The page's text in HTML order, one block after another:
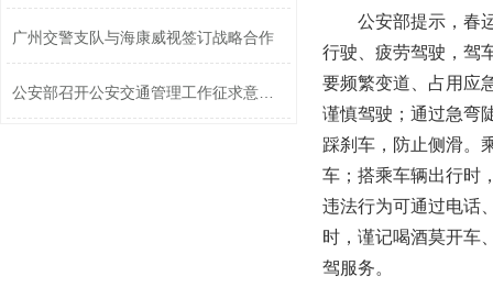
广州交警支队与海康威视签订战略合作
公安部提示，春
行驶、疲劳驾驶，驾
要频繁变道、占用应
谨慎驾驶；通过急弯
踩刹车，防止侧滑。
车；搭乘车辆出行时
违法行为可通过电话
时，谨记喝酒莫开车
驾服务。